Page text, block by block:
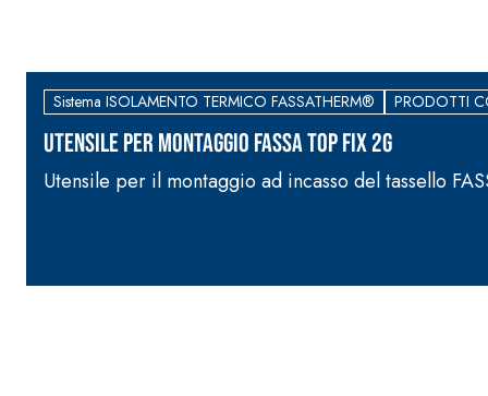
Sistema ISOLAMENTO TERMICO FASSATHERM® PRODOTTI
UTENSILE PER MONTAGGIO FASSA TOP FIX 2G
Utensile per il montaggio ad incasso del tassello